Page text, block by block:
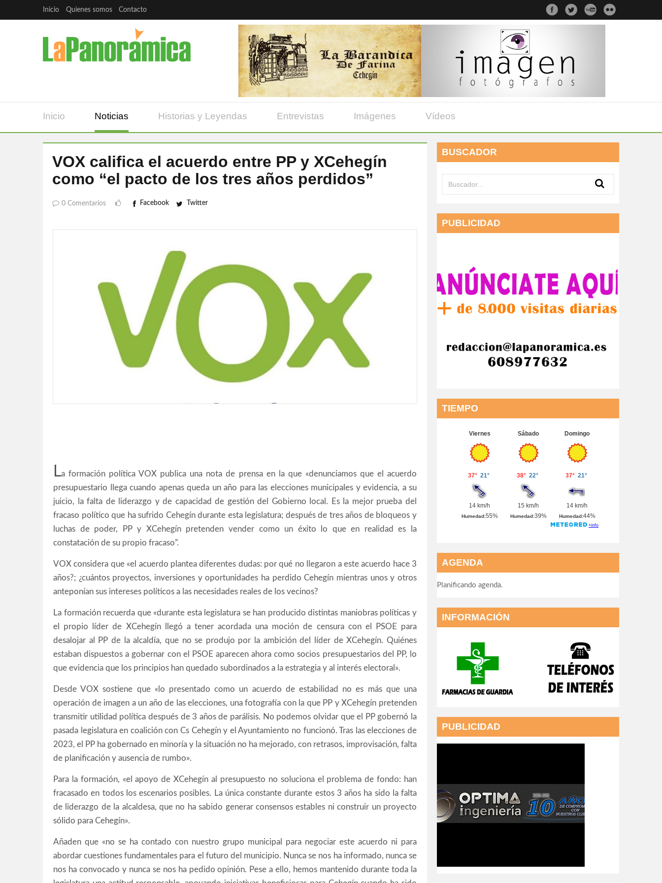
Inicio Quienes somos Contacto
Inicio Noticias Historias y Leyendas Entrevistas Imágenes Vídeos
VOX califica el acuerdo entre PP y XCehegín
como “el pacto de los tres años perdidos”
0 Comentarios Facebook Twitter
La formación política VOX publica una nota de prensa en la que «denunciamos que el acuerdo
presupuestario llega cuando apenas queda un año para las elecciones municipales y evidencia, a su
juicio, la falta de liderazgo y de capacidad de gestión del Gobierno local. Es la mejor prueba del
fracaso político que ha sufrido Cehegín durante esta legislatura; después de tres años de bloqueos y
luchas de poder, PP y XCehegín pretenden vender como un éxito lo que en realidad es la
constatación de su propio fracaso”.
VOX considera que «el acuerdo plantea diferentes dudas: por qué no llegaron a este acuerdo hace 3
años?; ¿cuántos proyectos, inversiones y oportunidades ha perdido Cehegín mientras unos y otros
anteponían sus intereses políticos a las necesidades reales de los vecinos?
La formación recuerda que «durante esta legislatura se han producido distintas maniobras políticas y
el propio líder de XCehegín llegó a tener acordada una moción de censura con el PSOE para
desalojar al PP de la alcaldía, que no se produjo por la ambición del líder de XCehegín. Quiénes
estaban dispuestos a gobernar con el PSOE aparecen ahora como socios presupuestarios del PP, lo
que evidencia que los principios han quedado subordinados a la estrategia y al interés electoral».
Desde VOX sostiene que «lo presentado como un acuerdo de estabilidad no es más que una
operación de imagen a un año de las elecciones, una fotografía con la que PP y XCehegín pretenden
transmitir utilidad política después de 3 años de parálisis. No podemos olvidar que el PP gobernó la
pasada legislatura en coalición con Cs Cehegín y el Ayuntamiento no funcionó. Tras las elecciones de
2023, el PP ha gobernado en minoría y la situación no ha mejorado, con retrasos, improvisación, falta
de planificación y ausencia de rumbo».
Para la formación, «el apoyo de XCehegín al presupuesto no soluciona el problema de fondo: han
fracasado en todos los escenarios posibles. La única constante durante estos 3 años ha sido la falta
de liderazgo de la alcaldesa, que no ha sabido generar consensos estables ni construir un proyecto
sólido para Cehegín».
Añaden que «no se ha contado con nuestro grupo municipal para negociar este acuerdo ni para
abordar cuestiones fundamentales para el futuro del municipio. Nunca se nos ha informado, nunca se
nos ha convocado y nunca se nos ha pedido opinión. Pese a ello, hemos mantenido durante toda la
BUSCADOR
PUBLICIDAD
TIEMPO
AGENDA
Planificando agenda.
INFORMACIÓN
PUBLICIDAD